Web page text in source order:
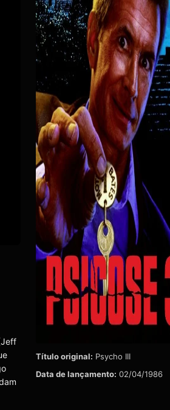
Título original: Psycho III
Data de lançamento: 02/04/1986